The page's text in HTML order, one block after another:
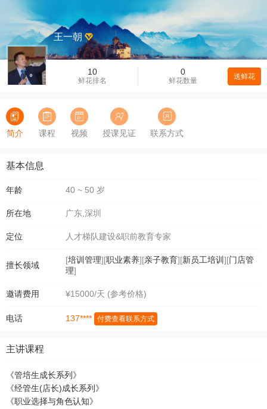
10
鲜花排名
0
鲜花数量 送鲜花
王一朝
简介 课程 视频 授课见证 联系方式
基本信息
年龄 40 ~ 50 岁
所在地 广东,深圳
定位 人才梯队建设&职前教育专家
擅长领域
[培训管理][职业素养][亲子教育][新员工培训 ][门店管
理]
邀请费用 ¥15000/天 (参考价格)
电话 137**** 付费查看联系方式
主讲课程
《管培生成长系列》
《经管生(店长)成长系列》
《职业选择与角色认知》